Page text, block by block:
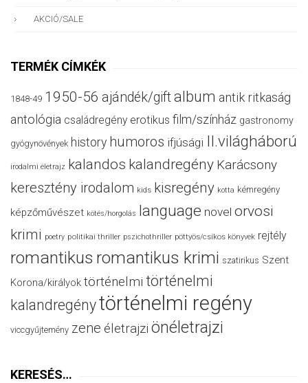
AKCIÓ/SALE
TERMÉK CÍMKÉK
1848-49 1950-56 ajándék/giftalbum antik ritkaság
antológia családregény erotikus film/színház gastronomy
gyógynövények history humoros ifjúsági II.világháború
irodalmi életrajz kalandos kalandregény Karácsony
keresztény irodalom kids kisregény kotta kémregény
képzőművészet kötés/horgolás language novel orvosi
krimi poetry politikai thriller pszichothriller pöttyös/csíkos könyvek rejtély
romantikus romantikus krimi szatirikus Szent
Korona/királyok történelmi történelmi
kalandregénytörténelmi regény
viccgyűjtemény zene életrajzi önéletrajzi
KERESÉS…